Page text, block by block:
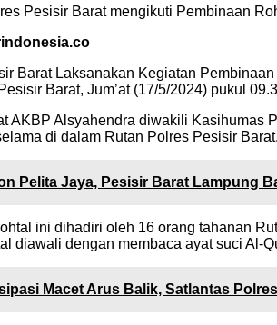
Pesisir Barat mengikuti Pembinaan
Barat Laksanakan Kegiatan
Barat, Jum’at (17/5/2024) pukul
AKBP Alsyahendra diwakili Kasihumas
di dalam Rutan Polres Pesisir Barat.
Pelita Jaya, Pesisir Barat Lampung
ini dihadiri oleh 16 orang tahanan
diawali dengan membaca ayat suci Al-
Macet Arus Balik, Satlantas